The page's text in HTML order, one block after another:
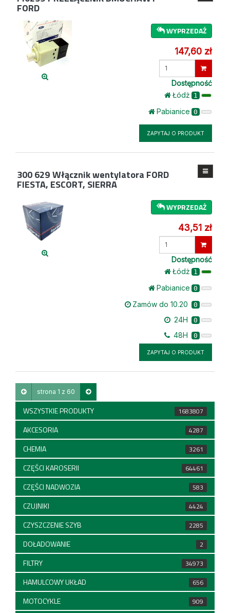
FORD
WYPRZEDAŻ
147,60 zł
Wprowadź
Dostępność
Łódż 1
Pabianice 0
ZAPYTAJ O PRODUKT
300 629Włącznik wentylatora FORD
FIESTA, ESCORT, SIERRA
WYPRZEDAŻ
43,51 zł
Wprowadź
Dostępność
Łódż 1
Pabianice 0
Zamów do 10.20 0
24H 0
48H 0
ZAPYTAJ O PRODUKT
strona 1 z 60
WSZYSTKIE PRODUKTY 1683807
AKCESORIA 4287
CHEMIA 3261
CZĘŚCI KAROSERII 64461
CZĘŚCI NADWOZIA 583
CZUJNIKI 4424
CZYSZCZENIE SZYB 2285
DOŁADOWANIE 2
FILTRY 34973
HAMULCOWY UKŁAD 656
MOTOCYKLE 909